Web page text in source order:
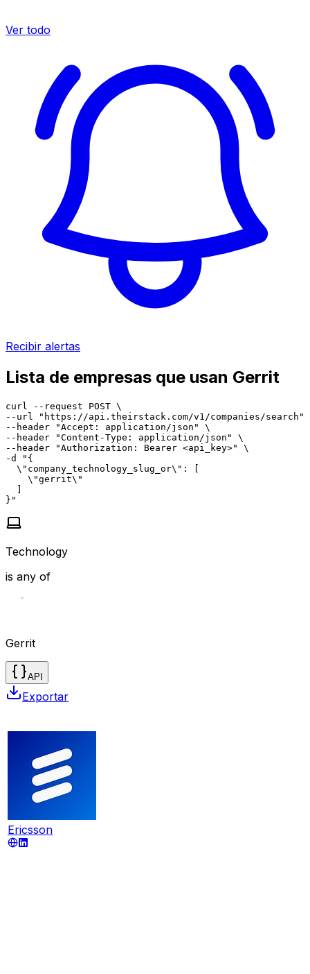
Ver todo
Recibir alertas
Lista de empresas que usan Gerrit
curl --request POST \
--url "https://api.theirstack.com/v1/companies/search"
--header "Accept: application/json" \
--header "Content-Type: application/json" \
--header "Authorization: Bearer <api_key>" \
-d "{
  \"company_technology_slug_or\": [
    \"gerrit\"
  ]
}"
Technology
is any of
Gerrit
API
Exportar
Ericsson